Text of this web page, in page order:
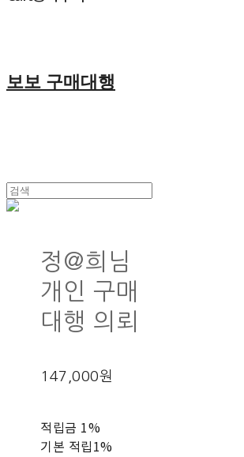
보보 구매대행
정@희님
개인 구매
대행 의뢰
147,000원
적립금 1%
기본 적립1%